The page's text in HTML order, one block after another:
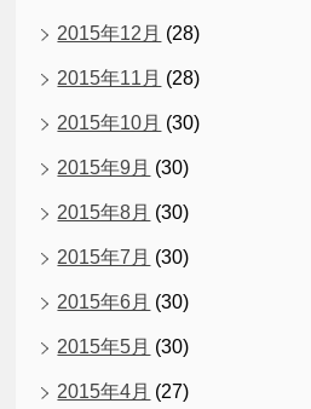
2015年12月 (28)
2015年11月 (28)
2015年10月 (30)
2015年9月 (30)
2015年8月 (30)
2015年7月 (30)
2015年6月 (30)
2015年5月 (30)
2015年4月 (27)